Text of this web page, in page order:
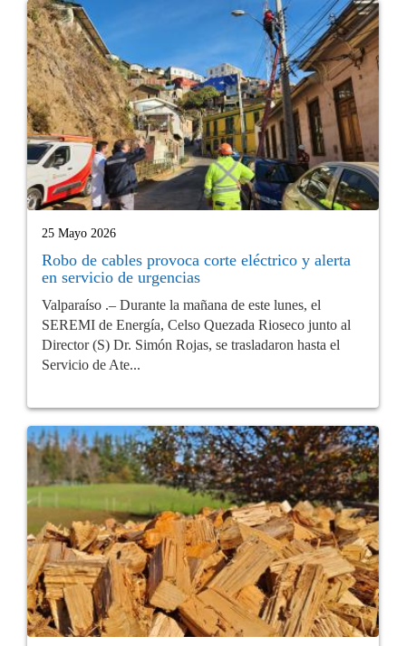
25 Mayo 2026
Robo de cables provoca corte eléctrico y alerta
en servicio de urgencias
Valparaíso .– Durante la mañana de este lunes, el
SEREMI de Energía, Celso Quezada Rioseco junto al
Director (S) Dr. Simón Rojas, se trasladaron hasta el
Servicio de Ate...